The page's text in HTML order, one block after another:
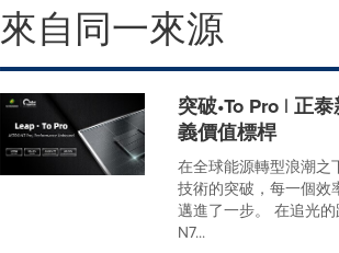
來自同一來源
突破•To Pro | 正
義價值標桿
在全球能源轉型浪潮之
技術的突破，每一個效
邁進了一步。 在追光
N7...